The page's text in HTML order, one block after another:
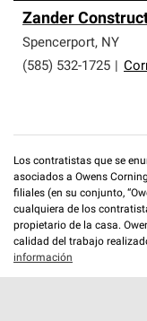
Zander
Spencerport, NY
(585) 532-1725
Los contratistas que se
asociados a Owens
filiales (en su conjunto,
cualquiera de los
propietario de la casa.
calidad del trabajo
información